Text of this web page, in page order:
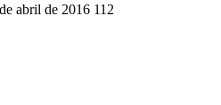
abril de 2016 112